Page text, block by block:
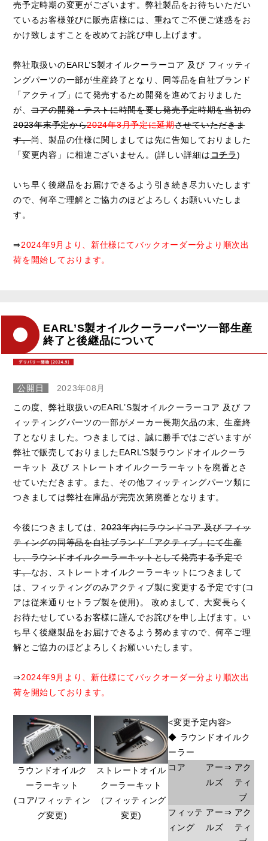
売予定時期の変更がございます。弊社製品をお待ちいただい
ているお客様並びに販売店様には、重ねてご不便ご迷惑をお
かけ致しますことを改めてお詫び申し上げます。
弊社取扱いのEARL’S製オイルクーラーコア 及び フィッティ
ングパーツの一部が生産終了となり、同等品を自社ブランド
「アクティブ」にて発売するため開発を進めておりました
が、コアの開発・テストに時間を要し発売予定時期を当初の
2023年末予定から2024年3月予定に延期させていただきま
す。尚、製品の仕様に関しましては先に告知しておりました
「変更内容」に相違ございません。(詳しい詳細は コチラ)
いち早く後継品をお届けできるよう引き続き尽力いたします
ので、何卒ご理解とご協力のほどよろしくお願いいたしま
す。
⇒2024年9月より、新仕様にてバックオーダー分より順次出
荷を開始しております。
EARL’S製オイルクーラーパーツ一部生産
終了と後継品について
公開日
2023年08月
この度、弊社取扱いのEARL’S製オイルクーラーコア 及び フ
ィッティングパーツの一部がメーカー長期欠品の末、生産終
了となりました。つきましては、誠に勝手ではございますが
弊社で販売しておりましたEARL’S製ラウンドオイルクーラ
ーキット 及び ストレートオイルクーラーキットを廃番とさ
せていただきます。また、その他フィッティングパーツ類に
つきましては弊社在庫品が完売次第廃番となります。
今後につきましては、2023年内にラウンドコア 及び フィッ
ティングの同等品を自社ブランド「アクティブ」にて生産
し、ラウンドオイルクーラーキットとして発売する予定で
す。なお、ストレートオイルクーラーキットにつきまして
は、フィッティングのみアクティブ製に変更する予定です(コ
アは従来通りセトラブ製を使用)。 改めまして、大変長らく
お待たせしているお客様に謹んでお詫びを申し上げます。い
ち早く後継製品をお届けできるよう努めますので、何卒ご理
解とご協力のほどよろしくお願いいたします。
⇒2024年9月より、新仕様にてバックオーダー分より順次出
荷を開始しております。
ラウンドオイルク
ーラーキット
(コア/フィッティン
グ変更)
ストレートオイル
クーラーキット
（フィッティング
変更)
<変更予定内容>
◆ ラウンドオイルク
ーラー
コア
アー
ルズ
⇒ アク
ティ
ブ
フィッテ
ィング
アー
ルズ
⇒ アク
ティ